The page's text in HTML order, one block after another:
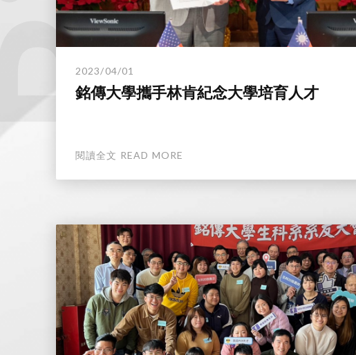
2023/04/01
銘傳大學攜手林肯紀念大學培育人才
閱讀全文 READ MORE